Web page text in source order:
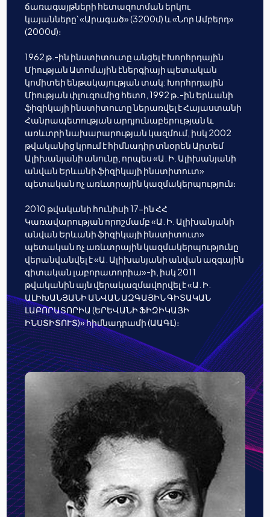
ճառագայթների հետազոտման երկու
կայանները՝ «Արագած» (3200մ) և «Նոր Ամբերդ»
(2000մ)։
1962 թ.-ին ինստիտուտը անցել է Խորհրդային
Միության Ատոմային էներգիայի պետական
կոմիտեի ենթակայության տակ: Խորհրդային
Միության փլուզումից հետո, 1992 թ․-ին Երևանի
ֆիզիկայի ինստիտուտը ներառվել է Հայաստանի
Հանրապետության արդյունաբերության և
առևտրի նախարարության կազմում, իսկ 2002
թվականից կրում է հիմնադիր տնօրեն Արտեմ
Ալիխանյանի անունը, որպես «Ա. Ի. Ալիխանյանի
անվան Երևանի ֆիզիկայի ինստիտուտ»
պետական ոչ առևտրային կազմակերպություն։
2010 թվականի հունիսի 17-ին ՀՀ
Կառավարության որոշմամբ «Ա. Ի. Ալիխանյանի
անվան Երևանի ֆիզիկայի ինստիտուտ»
պետական ոչ առևտրային կազմակերպությունը
վերանվանվել է «Ա. Ալիխանյանի անվան ազգային
գիտական լաբորատորիա»-ի, իսկ 2011
թվականին այն վերակազմավորվել է «Ա. Ի.
ԱԼԻԽԱՆՅԱՆԻ ԱՆՎԱՆ ԱԶԳԱՅԻՆ ԳԻՏԱԿԱՆ
ԼԱԲՈՐԱՏՈՐԻԱ (ԵՐԵՎԱՆԻ ՖԻԶԻԿԱՅԻ
ԻՆՍՏԻՏՈՒՏ)» հիմնադրամի (ԱԱԳԼ)։